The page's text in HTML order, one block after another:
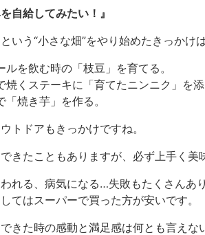
自給してみたい！』
いう“小さな畑”をやり始めたきっかけ
ルを飲む時の「枝豆」を育てる。
焼くステーキに「育てたニンニク」を添
「焼き芋」を作る。
トドアもきっかけですね。
きたこともありますが、必ず上手く美
れる、病気になる…失敗もたくさんあり
てはスーパーで買った方が安いです。
きた時の感動と満足感は何とも言えな